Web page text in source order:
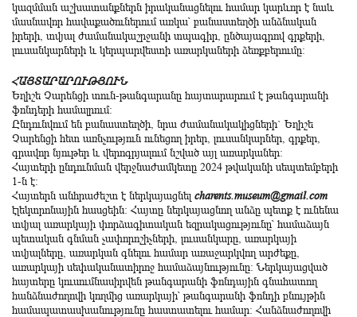
կազմման աշխատանքներն իրականացնելու համար կարևոր է նաև
մասնավոր հավաքածուներում առկա՝ բանաստեղծի անձնական
իրերի, տվյալ ժամանակաշրջանի տպագիր, ընծայագրով գրքերի,
լուսանկարների և կերպարվեստի առարկաների ձեռքբերումը:
ՀԱՅՏԱՐԱՐՈՒԹՅՈՒՆ
Եղիշե Չարենցի տուն-թանգարանը հայտարարում է թանգարանի
ֆոնդերի համալրում։
Ընդունվում են բանաստեղծի, նրա ժամանակակիցների` Եղիշե
Չարենցի հետ առնչություն ունեցող իրեր, լուսանկարներ, գրքեր,
գրավոր նյութեր և վերոգրյալում նշված այլ առարկաներ։
Հայտերի ընդունման վերջնաժամկետը 2024 թվականի սեպտեմբերի
1-ն է։
Հայտերն անհրաժեշտ է ներկայացնել charents.museum@gmail.com
էլեկտրոնային հասցեին: Հայտը ներկայացնող անձը պետք է ունենա
տվյալ առարկայի փորձագիտական եզրակացությունը՝ համաձայն
պետական գնման չափորոշիչների, լուսանկարը, առարկայի
տվյալները, առարկան գնելու համար առաջարկվող արժեքը,
առարկայի սեփականատիրոջ համաձայնությունը: Ներկայացված
հայտերը կուսումնասիրվեն թանգարանի ֆոնդային գնահատող
հանձնաժողովի կողմից առարկայի՝ թանգարանի ֆոնդի բնույթին
համապատասխանությունը հաստատելու համար: Հանձնաժողովի